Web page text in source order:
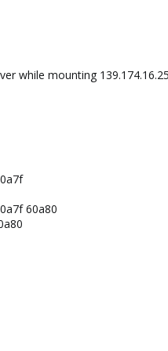
while mounting
60a80